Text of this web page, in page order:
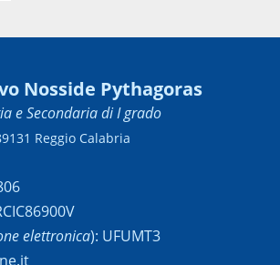
Nosside Pythagoras
e Secondaria di I grado
Reggio Calabria
elettronica): UFUMT3